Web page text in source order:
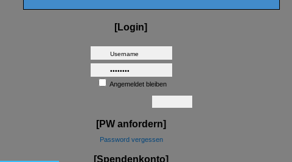
[Login]
Angemeldet bleiben
[PW anfordern]
Password vergessen
[Spendenkonto]